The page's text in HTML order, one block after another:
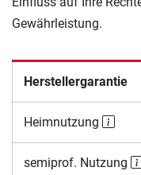
Gewährleistung.
Herstellergarantie
Heimnutzung
semiprof. Nutzung